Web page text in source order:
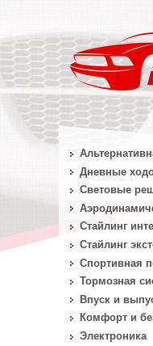
Дневные
Световые
Стайлинг
Стайлинг
Спортивная
Тормозная
Впуск и
Комфорт и
Электроника